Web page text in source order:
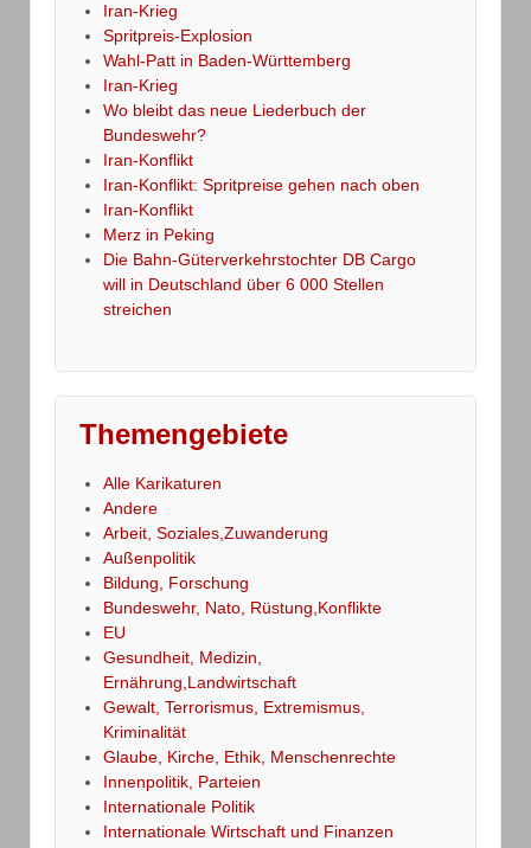
Iran-Krieg
Spritpreis-Explosion
Wahl-Patt in Baden-Württemberg
Iran-Krieg
Wo bleibt das neue Liederbuch der
Bundeswehr?
Iran-Konflikt
Iran-Konflikt: Spritpreise gehen nach oben
Iran-Konflikt
Merz in Peking
Die Bahn-Güterverkehrstochter DB Cargo
will in Deutschland über 6 000 Stellen
streichen
Themengebiete
Alle Karikaturen
Andere
Arbeit, Soziales,Zuwanderung
Außenpolitik
Bildung, Forschung
Bundeswehr, Nato, Rüstung,Konflikte
EU
Gesundheit, Medizin,
Ernährung,Landwirtschaft
Gewalt, Terrorismus, Extremismus,
Kriminalität
Glaube, Kirche, Ethik, Menschenrechte
Innenpolitik, Parteien
Internationale Politik
Internationale Wirtschaft und Finanzen